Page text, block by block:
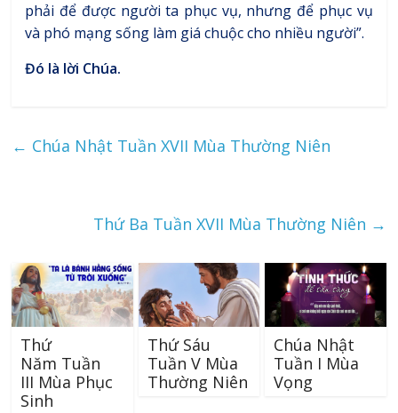
phải để được người ta phục vụ, nhưng để phục vụ
và phó mạng sống làm giá chuộc cho nhiều người”.
Đó là lời Chúa.
← Chúa Nhật Tuần XVII Mùa Thường Niên
Thứ Ba Tuần XVII Mùa Thường Niên →
Thứ
Năm Tuần
III Mùa Phục
Sinh
Thứ Sáu
Tuần V Mùa
Thường Niên
Chúa Nhật
Tuần I Mùa
Vọng